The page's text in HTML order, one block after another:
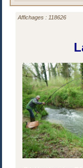
Affichages : 118626